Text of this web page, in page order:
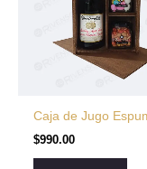
Caja de Jugo
$990.00